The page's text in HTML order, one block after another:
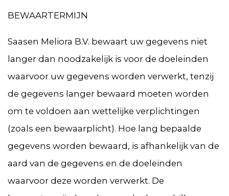
BEWAARTERMIJN
Saasen Meliora B.V. bewaart uw gegevens niet
langer dan noodzakelijk is voor de doeleinden
waarvoor uw gegevens worden verwerkt, tenzij
de gegevens langer bewaard moeten worden
om te voldoen aan wettelijke verplichtingen
(zoals een bewaarplicht). Hoe lang bepaalde
gegevens worden bewaard, is afhankelijk van de
aard van de gegevens en de doeleinden
waarvoor deze worden verwerkt. De